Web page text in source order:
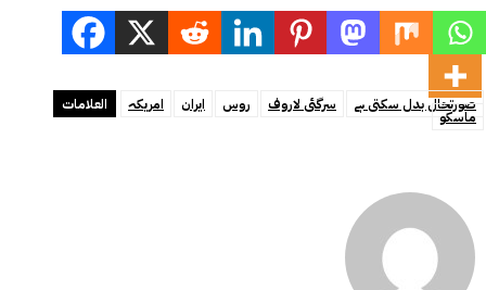
العلامات امریکہ ایران روس سرگئی لاروف صورتحال بدل سکتی ہے
ماسکو